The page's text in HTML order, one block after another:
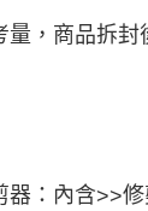
量，商品拆封
器：內含>>